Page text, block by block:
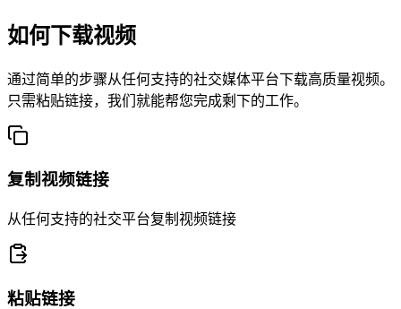
如何下载视频
通过简单的步骤从任何支持的社交媒体平台下载高质量视频。
只需粘贴链接，我们就能帮您完成剩下的工作。
复制视频链接
从任何支持的社交平台复制视频链接
粘贴链接